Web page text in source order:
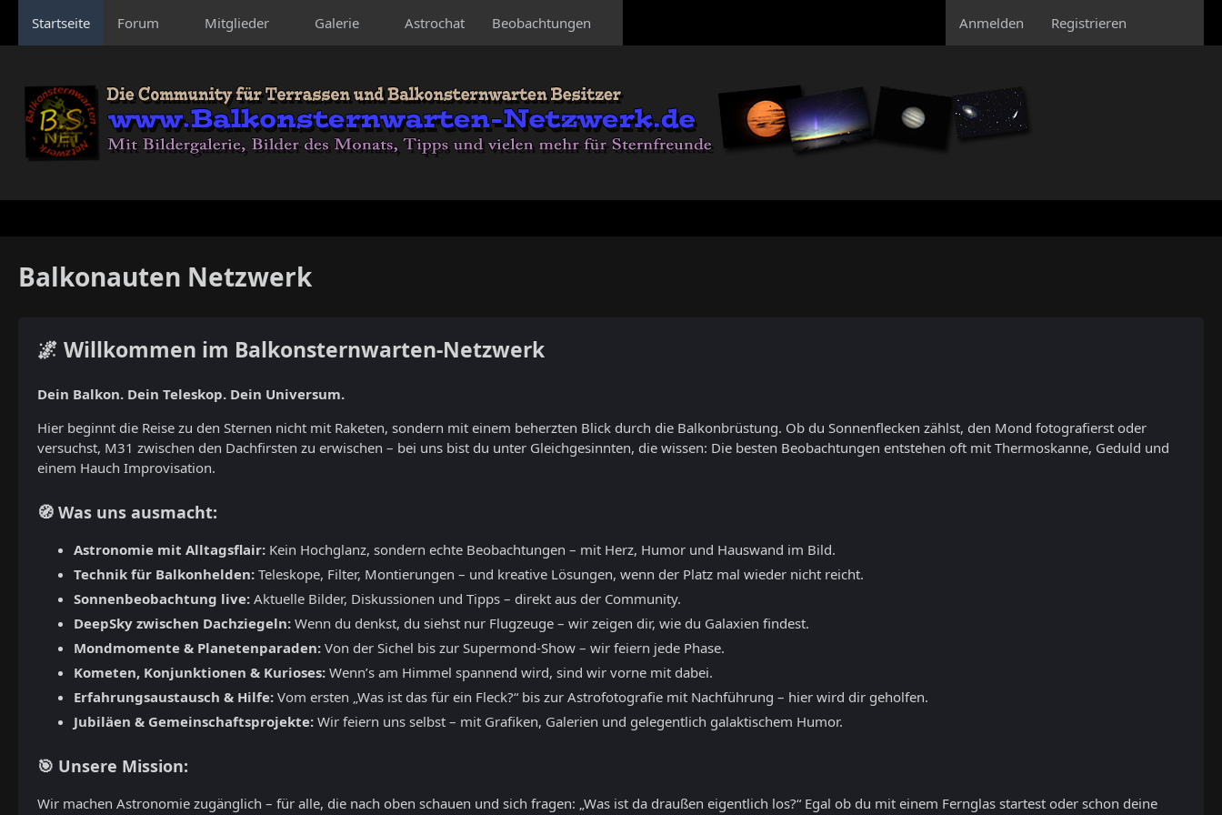
Startseite Forum Mitglieder Galerie Astrochat Beobachtungen Anmelden Registrieren
Balkonauten Netzwerk
🌌 Willkommen im Balkonsternwarten-Netzwerk
Dein Balkon. Dein Teleskop. Dein Universum.
Hier beginnt die Reise zu den Sternen nicht mit Raketen, sondern mit einem beherzten Blick durch die Balkonbrüstung. Ob du Sonnenflecken zählst, den Mond fotografierst oder
versuchst, M31 zwischen den Dachfirsten zu erwischen – bei uns bist du unter Gleichgesinnten, die wissen: Die besten Beobachtungen entstehen oft mit Thermoskanne, Geduld und
einem Hauch Improvisation.
🧭 Was uns ausmacht:
Astronomie mit Alltagsflair: Kein Hochglanz, sondern echte Beobachtungen – mit Herz, Humor und Hauswand im Bild.
Technik für Balkonhelden: Teleskope, Filter, Montierungen – und kreative Lösungen, wenn der Platz mal wieder nicht reicht.
Sonnenbeobachtung live: Aktuelle Bilder, Diskussionen und Tipps – direkt aus der Community.
DeepSky zwischen Dachziegeln: Wenn du denkst, du siehst nur Flugzeuge – wir zeigen dir, wie du Galaxien findest.
Mondmomente & Planetenparaden: Von der Sichel bis zur Supermond-Show – wir feiern jede Phase.
Kometen, Konjunktionen & Kurioses: Wenn’s am Himmel spannend wird, sind wir vorne mit dabei.
Erfahrungsaustausch & Hilfe: Vom ersten „Was ist das für ein Fleck?“ bis zur Astrofotografie mit Nachführung – hier wird dir geholfen.
Jubiläen & Gemeinschaftsprojekte: Wir feiern uns selbst – mit Grafiken, Galerien und gelegentlich galaktischem Humor.
🎯 Unsere Mission:
Wir machen Astronomie zugänglich – für alle, die nach oben schauen und sich fragen: „Was ist da draußen eigentlich los?“ Egal ob du mit einem Fernglas startest oder schon deine